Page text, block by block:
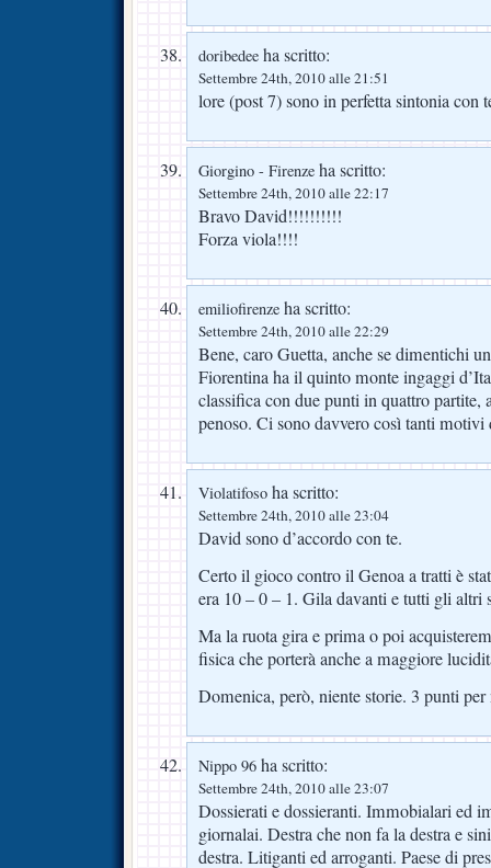
doribedee ha scritto:
Settembre 24th, 2010 alle 21:51
lore (post 7) sono in perfetta sintonia con
Giorgino - Firenze ha scritto:
Settembre 24th, 2010 alle 22:17
Bravo David!!!!!!!!!!
Forza viola!!!!
emiliofirenze ha scritto:
Settembre 24th, 2010 alle 22:29
Bene, caro Guetta, anche se dimentichi
Fiorentina ha il quinto monte ingaggi
classifica con due punti in quattro partite,
penoso. Ci sono davvero così tanti
Violatifoso ha scritto:
Settembre 24th, 2010 alle 23:04
David sono d’accordo con te.
Certo il gioco contro il Genoa a tratti è
era 10 – 0 – 1. Gila davanti e tutti gli altri
Ma la ruota gira e prima o poi
fisica che porterà anche a maggiore
Domenica, però, niente storie. 3 punti per
Nippo 96 ha scritto:
Settembre 24th, 2010 alle 23:07
Dossierati e dossieranti. Immobialari ed
giornalai. Destra che non fa la destra e
destra. Litiganti ed arroganti. Paese di